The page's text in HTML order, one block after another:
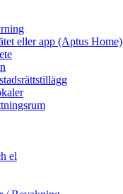
eller app (Aptus Home)
el